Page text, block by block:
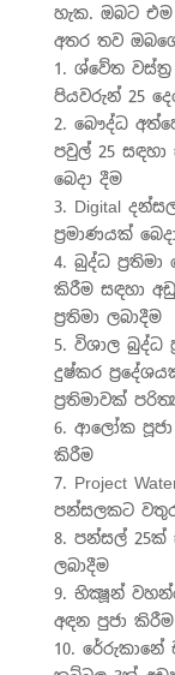
හැක. ඔබට
අතර තව
1. ශ්වේත
පියවරුන් 25
2. බෞද්ධ
පවුල් 25
බෙදා දීම
3. Digital
ප‍්‍රමාණයක්
4. බුද්ධ
කිරීම සඳහා
ප‍්‍රතිමා ලබාදීම
5. විශාල බුද්ධ
දුෂ්කර
ප‍්‍රතිමාවක්
6. ආලෝක
කිරීම
7. Project
පන්සලකට
8. පන්සල්
ලබාදීම
9. භික්‍ෂූන්
අඳන පුජා කිරීම
10.